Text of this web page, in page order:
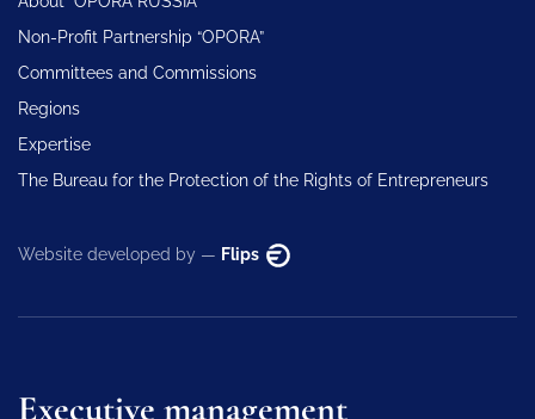
Non-Profit Partnership “OPORA”
Committees and Commissions
Regions
Expertise
The Bureau for the Protection of the Rights of Entrepreneurs
Website developed by — Flips
Executive management